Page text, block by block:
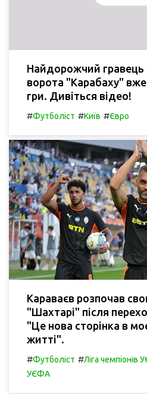
Найдорожчий
ворота "Карабаху"
гри. Дивіться відео!
#Футболіст #Київ #Євро
Караваєв розпочав
"Шахтарі" після
"Це нова сторінка в
житті".
#Футболіст #Ліга чемпіонів
УЄФА